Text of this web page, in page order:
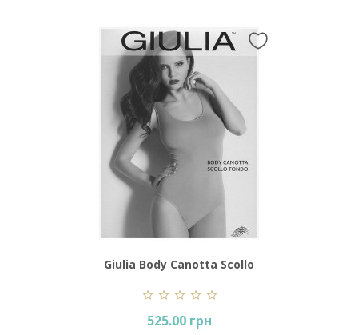
Giulia Body Canotta Scollo
Tondo
525.00 грн